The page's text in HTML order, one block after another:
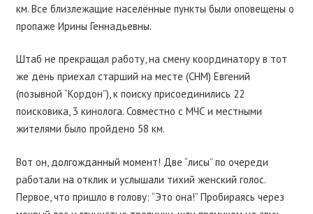
км. Все близлежащие населëнные пункты были оповещены о
пропаже Ирины Геннадьевны.
Штаб не прекращал работу, на смену координатору в тот
же день приехал старший на месте (СНМ) Евгений
(позывной “Кордон”), к поиску присоединились 22
поисковика, 3 кинолога. Совместно с МЧС и местными
жителями было пройдено 58 км.
Вот он, долгожданный момент! Две “лисы” по очереди
работали на отклик и услышали тихий женский голос.
Первое, что пришло в голову: “Это она!” Пробираясь через